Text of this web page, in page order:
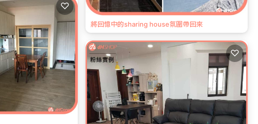
將回憶中的sharing house氛圍帶回來
♡
♡